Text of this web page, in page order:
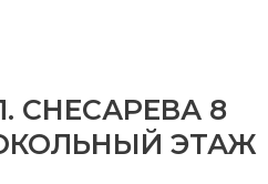
СНЕСАРЕВА 8
ЭТАЖ